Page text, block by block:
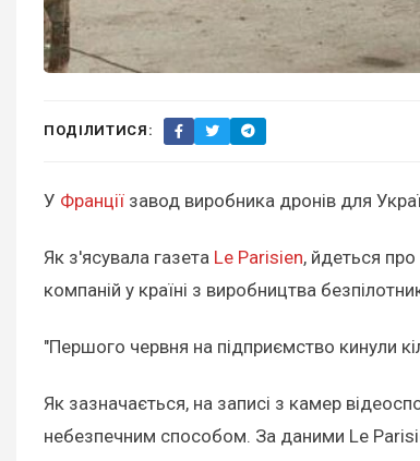
ПОДІЛИТИСЯ:
У Франції завод виробника дронів для
Як з'ясувала газета Le Parisien, йдеться
компаній у країні з виробництва
"Першого червня на підприємство кинули
Як зазначається, на записі з камер
небезпечним способом. За даними Le